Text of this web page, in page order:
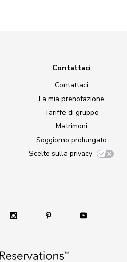
Contattaci
Contattaci
La mia prenotazione
Tariffe di gruppo
Matrimoni
Soggiorno prolungato
Scelte sulla privacy